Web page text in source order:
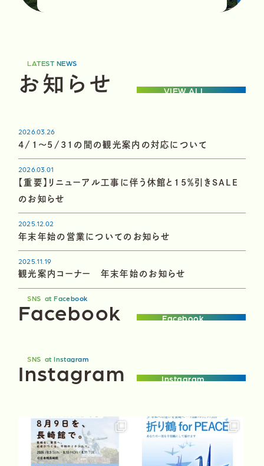
LATEST NEWS
お知 ら せ VIEW ALL
2026.03.26
4/1～5/31の間の観光案内の対応について
2026.03.01
【重要】リニューアル工事に伴う休館と15％引きSALE
のお知らせ
2025.12.02
年末年始の営業についてのお知らせ
2025.11.19
観光案内コーナー 年末年始のお知らせ
SNS at Facebook
Facebook Facebook
SNS at Instagram
Instagram Instagram